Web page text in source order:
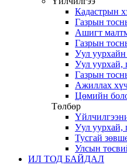
Кадастрын
Газрын
Ашигт
Газрын
Уул уурхайн
Уул уурхай,
Газрын
Ажиллах
Цөмийн
Төлбөр
Уул уурхай,
Тусгай
Улсын
ИЛ ТОД БАЙДАЛ